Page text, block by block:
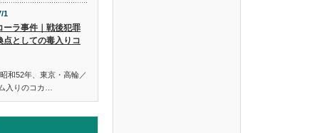
1
ーラ事件｜戦後犯罪
点としての毒入りコ
和52年、東京・高輪／
入りのコカ…